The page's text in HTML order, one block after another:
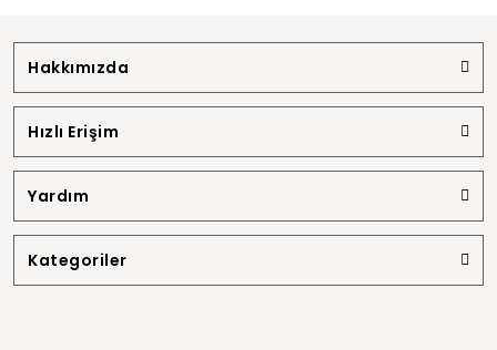
Hakkımızda
Hızlı Erişim
Yardım
Kategoriler